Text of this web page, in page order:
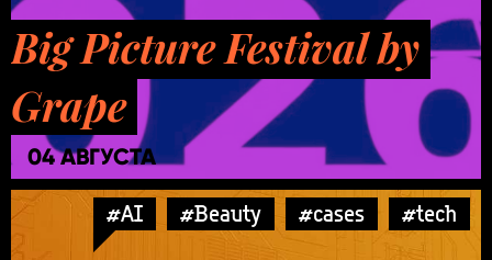
Big Picture Festival by
Grape
04 АВГУСТА
#AI #Beauty #cases #tech